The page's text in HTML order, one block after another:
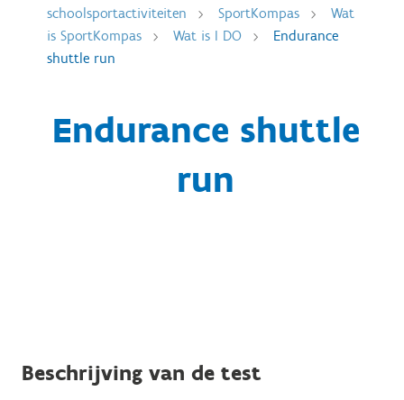
schoolsportactiviteiten
SportKompas
Wat
is SportKompas
Wat is I DO
Endurance
shuttle run
Endurance shuttle
run
Beschrijving van de test